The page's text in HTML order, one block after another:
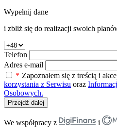
Wypełnij dane
i zbliż się do realizacji swoich
Telefon
Adres e-mail
* Zapoznałem się z treścią i
korzystania z Serwisu oraz
Osobowych.
Przejdź dalej
We współpracy z
i